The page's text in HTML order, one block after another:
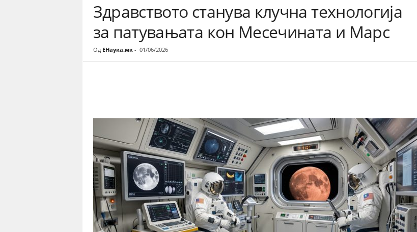
Здравството станува клучна технологија
за патувањата кон Месечината и Марс
Од ЕНаука.мк- 01/06/2026